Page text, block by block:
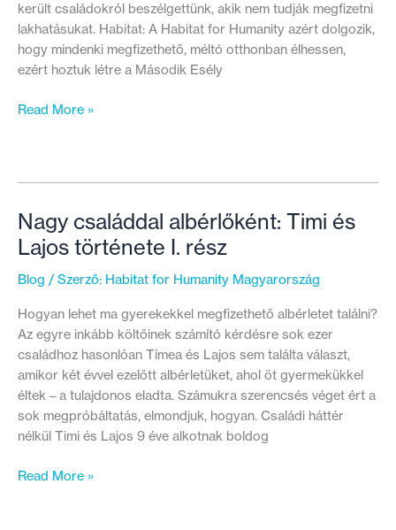
került családokról beszélgettünk, akik nem tudják megfizetni
lakhatásukat. Habitat: A Habitat for Humanity azért dolgozik,
hogy mindenki megfizethető, méltó otthonban élhessen,
ezért hoztuk létre a Második Esély
Nem
szükség
Read More »
Nagy családdal albérlőként: Timi és
Lajos története I. rész
Blog / Szerző: Habitat for Humanity Magyarország
Hogyan lehet ma gyerekekkel megfizethető albérletet találni?
Az egyre inkább költőinek számító kérdésre sok ezer
családhoz hasonlóan Tímea és Lajos sem találta választ,
amikor két évvel ezelőtt albérletüket, ahol öt gyermekükkel
éltek – a tulajdonos eladta. Számukra szerencsés véget ért a
sok megpróbáltatás, elmondjuk, hogyan. Családi háttér
nélkül Timi és Lajos 9 éve alkotnak boldog
Nagy
Read More »